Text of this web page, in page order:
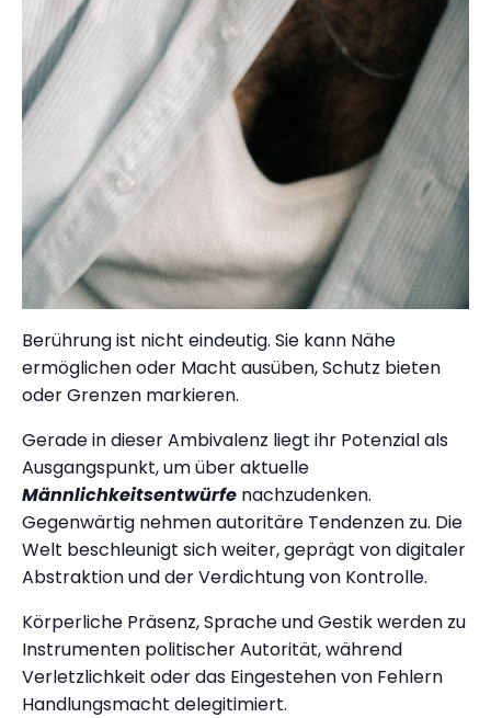
Berührung ist nicht eindeutig. Sie kann Nähe
ermöglichen oder Macht ausüben, Schutz bieten
oder Grenzen markieren.
Gerade in dieser Ambivalenz liegt ihr Potenzial als
Ausgangspunkt, um über aktuelle
Männlichkeitsentwürfe nachzudenken.
Gegenwärtig nehmen autoritäre Tendenzen zu. Die
Welt beschleunigt sich weiter, geprägt von digitaler
Abstraktion und der Verdichtung von Kontrolle.
Körperliche Präsenz, Sprache und Gestik werden zu
Instrumenten politischer Autorität, während
Verletzlichkeit oder das Eingestehen von Fehlern
Handlungsmacht delegitimiert.